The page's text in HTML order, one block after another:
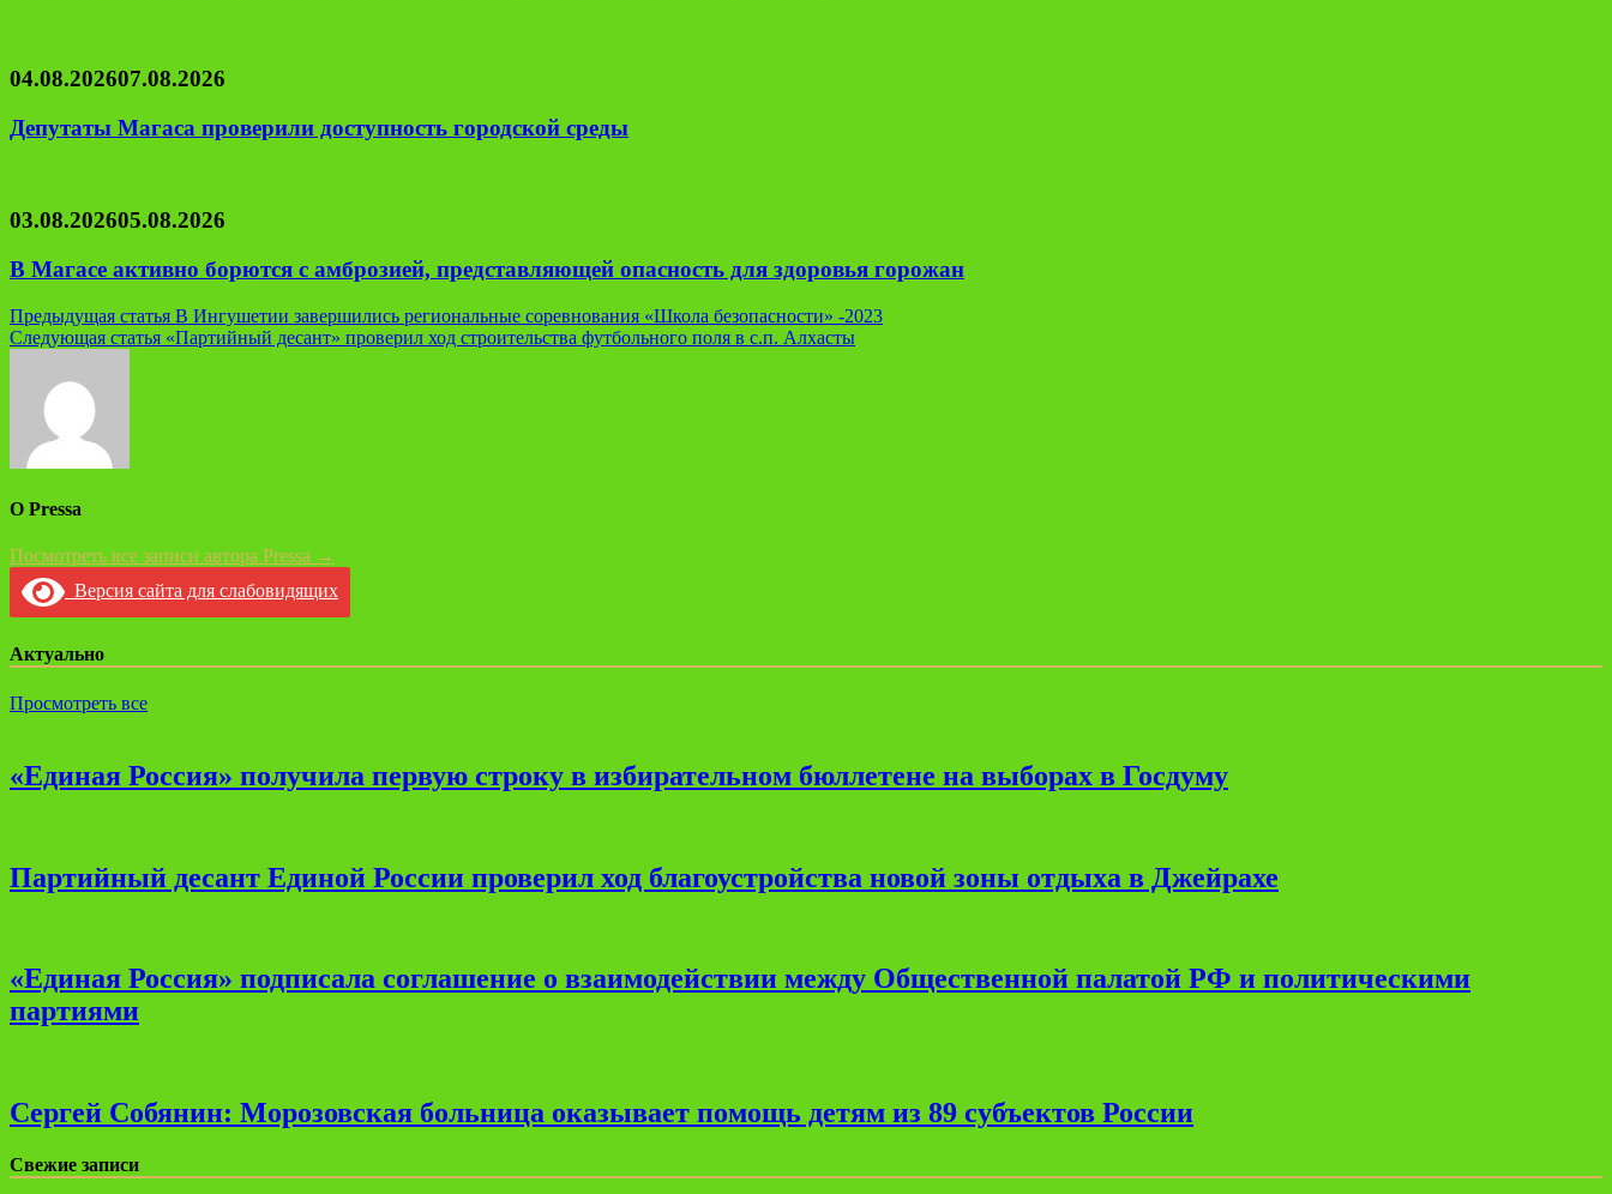
04.08.202607.08.2026
Депутаты Магаса проверили доступность городской среды
03.08.202605.08.2026
В Магасе активно борются с амброзией, представляющей опасность для здоровья горожан
Навигация
по
записям
Предыдущая статья В Ингушетии завершились региональные соревнования «Школа безопасности» -2023
Следующая статья «Партийный десант» проверил ход строительства футбольного поля в с.п. Алхасты
О Pressa
Посмотреть все записи автора Pressa →
Версия сайта для слабовидящих
Актуально
Просмотреть все
«Единая Россия» получила первую строку в избирательном бюллетене на выборах в Госдуму
Партийный десант Единой России проверил ход благоустройства новой зоны отдыха в Джейрахе
«Единая Россия» подписала соглашение о взаимодействии между Общественной палатой РФ и политическими
партиями
Сергей Собянин: Морозовская больница оказывает помощь детям из 89 субъектов России
Свежие записи